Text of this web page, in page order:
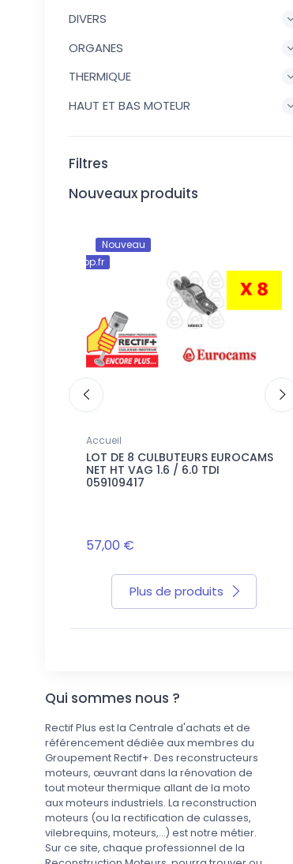
DIVERS
ORGANES
THERMIQUE
HAUT ET BAS MOTEUR
Filtres
Nouveaux produits
Nouveau
Accueil
LOT DE 8 CULBUTEURS EUROCAMS
NET HT VAG 1.6 / 6.0 TDI
059109417
57,00 €
Plus de produits
Qui sommes nous ?
Rectif Plus est la Centrale d'achats et de
référencement dédiée aux membres du
Groupement Rectif+. Des reconstructeurs
moteurs, œuvrant dans la rénovation de
tout moteur thermique allant de la moto
aux moteurs industriels. La reconstruction
moteurs (ou la rectification de culasses,
vilebrequins, moteurs,...) est notre métier.
Sur ce site, chaque professionnel de la